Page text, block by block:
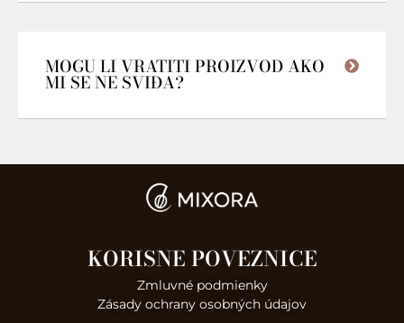
MOGU LI VRATITI PROIZVOD AKO
MI SE NE SVIĐA?
KORISNE POVEZNICE
Zmluvné podmienky
Zásady ochrany osobných údajov